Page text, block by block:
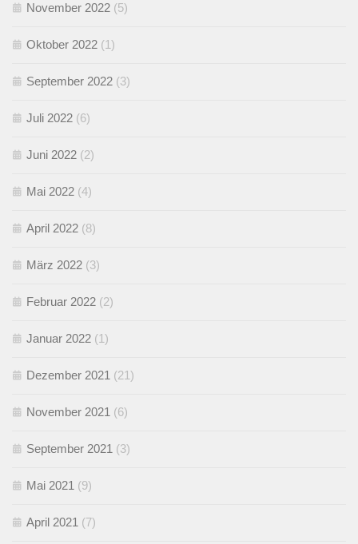
November 2022 (5)
Oktober 2022 (1)
September 2022 (3)
Juli 2022 (6)
Juni 2022 (2)
Mai 2022 (4)
April 2022 (8)
März 2022 (3)
Februar 2022 (2)
Januar 2022 (1)
Dezember 2021 (21)
November 2021 (6)
September 2021 (3)
Mai 2021 (9)
April 2021 (7)